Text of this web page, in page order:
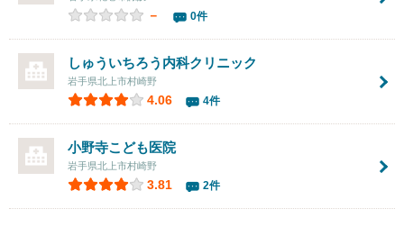
－ 0件
しゅういちろう内科クリニック
岩手県北上市村崎野
4.06 4件
小野寺こども医院
岩手県北上市村崎野
3.81 2件